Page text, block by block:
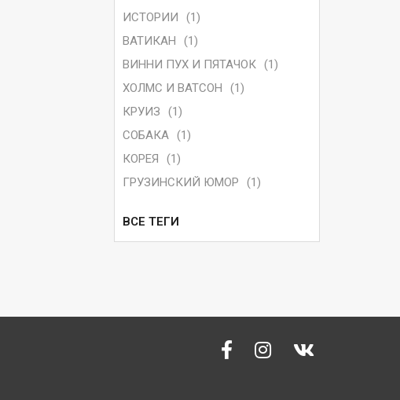
ИСТОРИИ
(1)
ВАТИКАН
(1)
ВИННИ ПУХ И ПЯТАЧОК (1)
ХОЛМС И ВАТСОН
(1)
КРУИЗ
(1)
СОБАКА (1)
КОРЕЯ
(1)
ГРУЗИНСКИЙ ЮМОР
(1)
ВСЕ ТЕГИ